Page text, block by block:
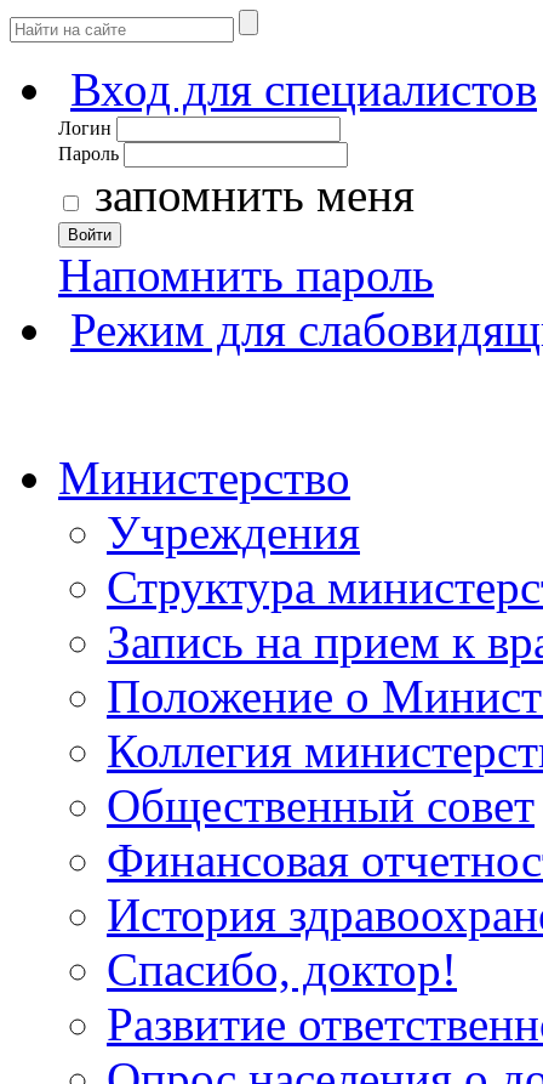
Вход для специалистов
Логин
Пароль
запомнить меня
Войти
Напомнить пароль
Режим для
Министерство
Учреждения
Структура
Запись на прием к
Положение о
Коллегия
Общественный совет
Финансовая
История
Спасибо, доктор!
Развитие